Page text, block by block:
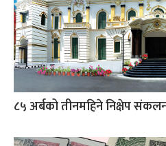
८५ अर्बको तीनमहिने निक्षेप संकलन